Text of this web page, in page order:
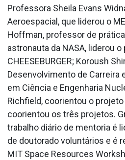
Professora Sheila Evans
Aeroespacial, que liderou o
Hoffman, professor de
astronauta da NASA, liderou
CHEESEBURGER; Koroush
Desenvolvimento de Carreira
em Ciência e Engenharia
Richfield, coorientou o projeto
coorientou os três projetos.
trabalho diário de mentoria é
de doutorado voluntários e é
MIT Space Resources